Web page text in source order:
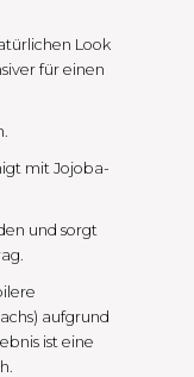
Look
für einen
mit Jojoba-
und sorgt
aufgrund
ist eine